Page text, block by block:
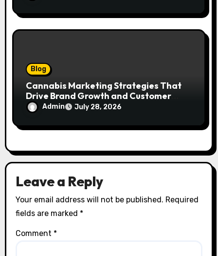
Blog
Cannabis Marketing Strategies That
Drive Brand Growth and Customer
TrustAdmin July 28, 2026
Leave a Reply
Your email address will not be published. Required
fields are marked *
Comment *